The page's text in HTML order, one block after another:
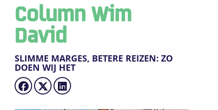
Column Wim
David
SLIMME MARGES, BETERE REIZEN: ZO
DOEN WIJ HET